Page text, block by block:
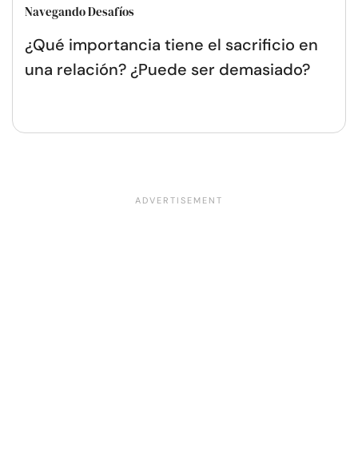
Navegando Desafíos
¿Qué importancia tiene el sacrificio en
una relación? ¿Puede ser demasiado?